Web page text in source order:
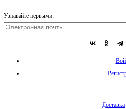
Узнавайте первыми:
Доставка